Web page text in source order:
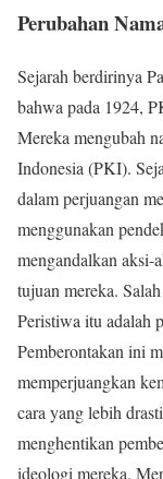
Perubahan
Sejarah berdirinya
bahwa pada 1924,
Mereka mengubah
Indonesia (PKI).
dalam perjuangan
menggunakan
mengandalkan aksi-
tujuan mereka.
Peristiwa itu adalah
Pemberontakan ini
memperjuangkan
cara yang lebih
menghentikan
ideologi mereka.